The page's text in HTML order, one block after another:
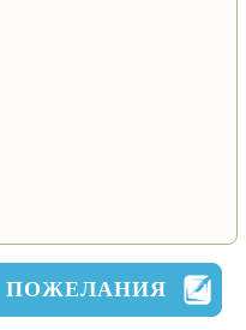
ПОЖЕЛАНИЯ